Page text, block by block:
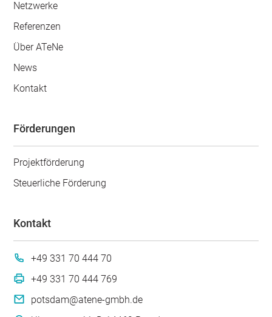
Netzwerke
Referenzen
Über ATeNe
News
Kontakt
Förderungen
Projektförderung
Steuerliche Förderung
Kontakt
+49 331 70 444 70
+49 331 70 444 769
potsdam@atene-gmbh.de